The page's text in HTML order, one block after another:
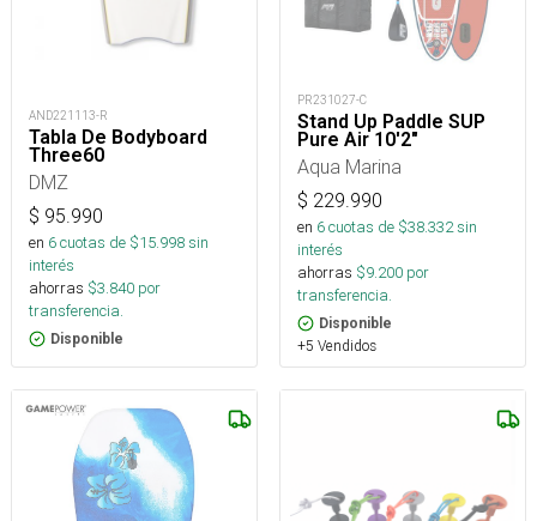
AND221113-R
Tabla De Bodyboard
Three60
DMZ
$ 95.990
en 6cuotas de $15.998sin
interés
ahorras $3.840 por
transferencia.
Disponible
PR231027-C
Stand Up Paddle SUP
Pure Air 10'2"
Aqua Marina
$ 229.990
en 6cuotas de $38.332sin
interés
ahorras $9.200 por
transferencia.
Disponible
+5 Vendidos